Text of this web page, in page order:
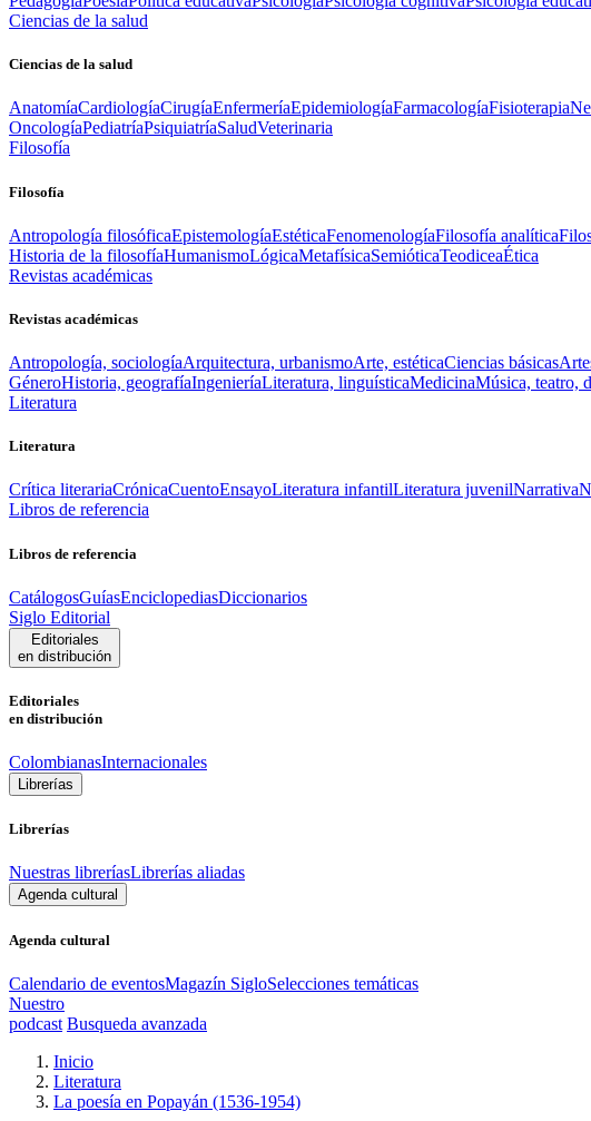
Ciencias de la salud
Ciencias de la salud
AnatomíaCardiologíaCirugíaEnfermeríaEpidemiologíaFarmacologíaFisioterapia
OncologíaPediatríaPsiquiatríaSaludVeterinaria
Filosofía
Filosofía
Antropología filosóficaEpistemologíaEstéticaFenomenologíaFilosofía analítica
Historia de la filosofíaHumanismoLógicaMetafísicaSemióticaTeodiceaÉtica
Revistas académicas
Revistas académicas
Antropología, sociologíaArquitectura, urbanismoArte, estéticaCiencias básicas
GéneroHistoria, geografíaIngenieríaLiteratura, linguísticaMedicinaMúsica, teatro,
Literatura
Literatura
Crítica literariaCrónicaCuentoEnsayoLiteratura infantilLiteratura juvenilNarrativa
Libros de referencia
Libros de referencia
CatálogosGuíasEnciclopediasDiccionarios
Siglo Editorial
Editoriales
en distribución
Editoriales
en distribución
ColombianasInternacionales
Librerías
Librerías
Nuestras libreríasLibrerías aliadas
Agenda cultural
Agenda cultural
Calendario de eventosMagazín SigloSelecciones temáticas
Nuestro
podcast Busqueda avanzada
Inicio
Literatura
La poesía en Popayán (1536-1954)